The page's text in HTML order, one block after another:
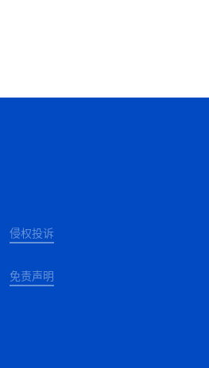
侵权投诉
免责声明